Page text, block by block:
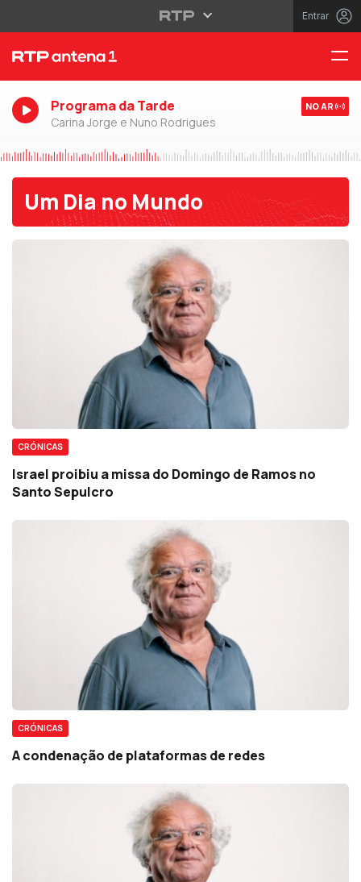
Entrar
Programa da Tarde
Carina Jorge e Nuno Rodrigues
NO AR
Um Dia no Mundo
CRÓNICAS
Israel proibiu a missa do Domingo de Ramos no
Santo Sepulcro
CRÓNICAS
A condenação de plataformas de redes